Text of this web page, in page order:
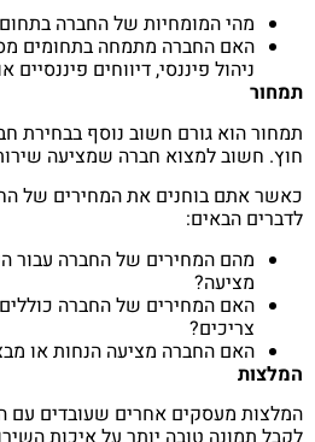
מהי המומחיות של החברה
האם החברה מתמחה בתחומים
ניהול פיננסי, דיווחים פיננסיים
תמחור
תמחור הוא גורם חשוב נוסף בבחירת
חוץ. חשוב למצוא חברה שמציעה
כאשר אתם בוחנים את המחירים של
לדברים הבאים:
מהם המחירים של החברה עבור
מציעה?
האם המחירים של החברה
צריכים?
האם החברה מציעה הנחות או
המלצות
המלצות מעסקים אחרים שעובדים עם